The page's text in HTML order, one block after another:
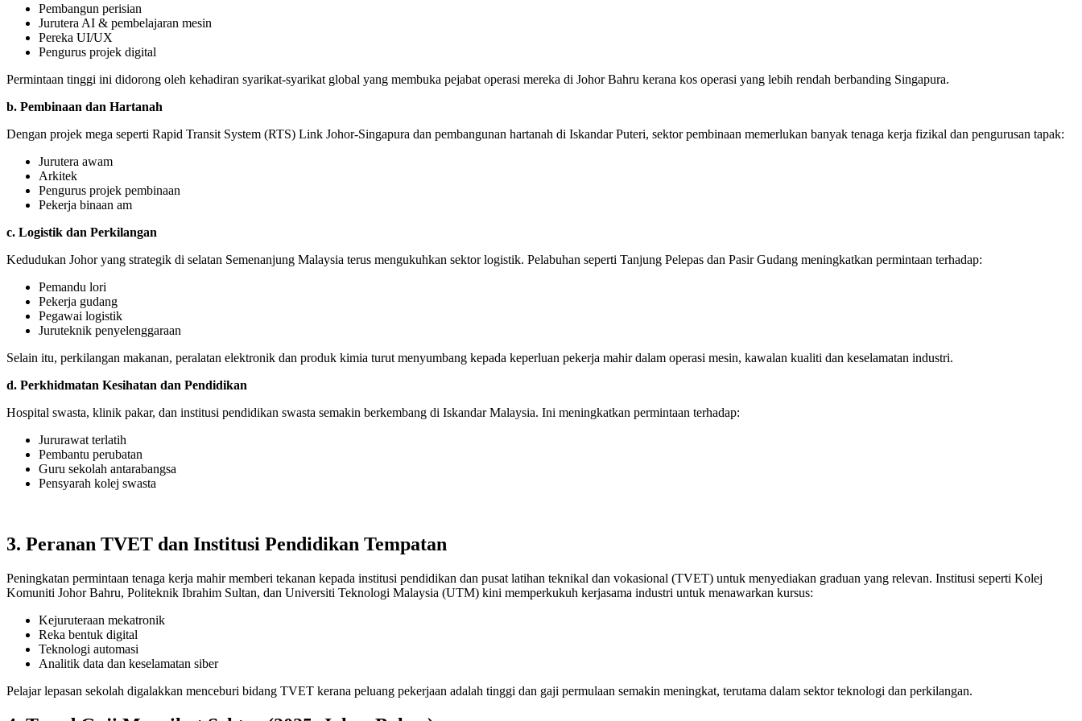
Pembangun perisian
Jurutera AI & pembelajaran mesin
Pereka UI/UX
Pengurus projek digital
Permintaan tinggi ini didorong oleh kehadiran syarikat-syarikat global yang membuka pejabat operasi mereka di Johor Bahru kerana kos operasi yang lebih rendah berbanding Singapura.
b. Pembinaan dan Hartanah
Dengan projek mega seperti Rapid Transit System (RTS) Link Johor-Singapura dan pembangunan hartanah di Iskandar Puteri, sektor pembinaan memerlukan banyak tenaga kerja fizikal dan pengurusan tapak:
Jurutera awam
Arkitek
Pengurus projek pembinaan
Pekerja binaan am
c. Logistik dan Perkilangan
Kedudukan Johor yang strategik di selatan Semenanjung Malaysia terus mengukuhkan sektor logistik. Pelabuhan seperti Tanjung Pelepas dan Pasir Gudang meningkatkan permintaan terhadap:
Pemandu lori
Pekerja gudang
Pegawai logistik
Juruteknik penyelenggaraan
Selain itu, perkilangan makanan, peralatan elektronik dan produk kimia turut menyumbang kepada keperluan pekerja mahir dalam operasi mesin, kawalan kualiti dan keselamatan industri.
d. Perkhidmatan Kesihatan dan Pendidikan
Hospital swasta, klinik pakar, dan institusi pendidikan swasta semakin berkembang di Iskandar Malaysia. Ini meningkatkan permintaan terhadap:
Jururawat terlatih
Pembantu perubatan
Guru sekolah antarabangsa
Pensyarah kolej swasta
3. Peranan TVET dan Institusi Pendidikan Tempatan
Peningkatan permintaan tenaga kerja mahir memberi tekanan kepada institusi pendidikan dan pusat latihan teknikal dan vokasional (TVET) untuk menyediakan graduan yang relevan. Institusi seperti Kolej
Komuniti Johor Bahru, Politeknik Ibrahim Sultan, dan Universiti Teknologi Malaysia (UTM) kini memperkukuh kerjasama industri untuk menawarkan kursus:
Kejuruteraan mekatronik
Reka bentuk digital
Teknologi automasi
Analitik data dan keselamatan siber
Pelajar lepasan sekolah digalakkan menceburi bidang TVET kerana peluang pekerjaan adalah tinggi dan gaji permulaan semakin meningkat, terutama dalam sektor teknologi dan perkilangan.